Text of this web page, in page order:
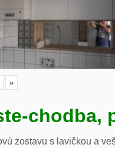
»
chodba,
zostavu s lavičkou a